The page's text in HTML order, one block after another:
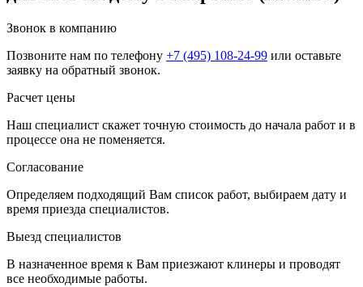
Звонок в компанию
Позвоните нам по телефону +7 (495) 108-24-99 или оставьте
заявку на обратный звонок.
Расчет цены
Наш специалист скажет точную стоимость до начала работ и в
процессе она не поменяется.
Согласование
Определяем подходящий Вам список работ, выбираем дату и
время приезда специалистов.
Выезд специалистов
В назначенное время к Вам приезжают клинеры и проводят
все необходимые работы.